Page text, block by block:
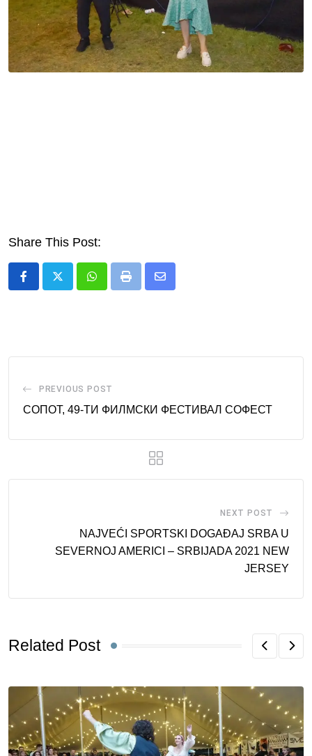
Share This Post:
Whatsapp
Print
Share
PREVIOUS POST
СОПОТ, 49-ТИ ФИЛМСКИ ФЕСТИВАЛ СОФЕСТ
NEXT POST
NAJVEĆI SPORTSKI DOGAĐAJ SRBA U
SEVERNOJ AMERICI – SRBIJADA 2021 NEW
JERSEY
Related Post